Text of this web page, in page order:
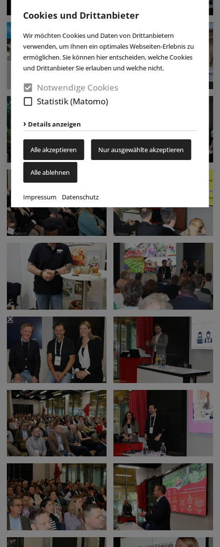
Cookies und Drittanbieter
Wir möchten Cookies und Daten von Drittanbietern
verwenden, um Ihnen ein optimales Webseiten-Erlebnis zu
ermöglichen. Sie können hier entscheiden, welche Cookies
und Drittanbieter Sie erlauben und welche nicht.
Notwendige Cookies
Statistik (Matomo)
Details anzeigen
Alle akzeptieren Nur ausgewählte akzeptieren
Alle ablehnen
Impressum Datenschutz